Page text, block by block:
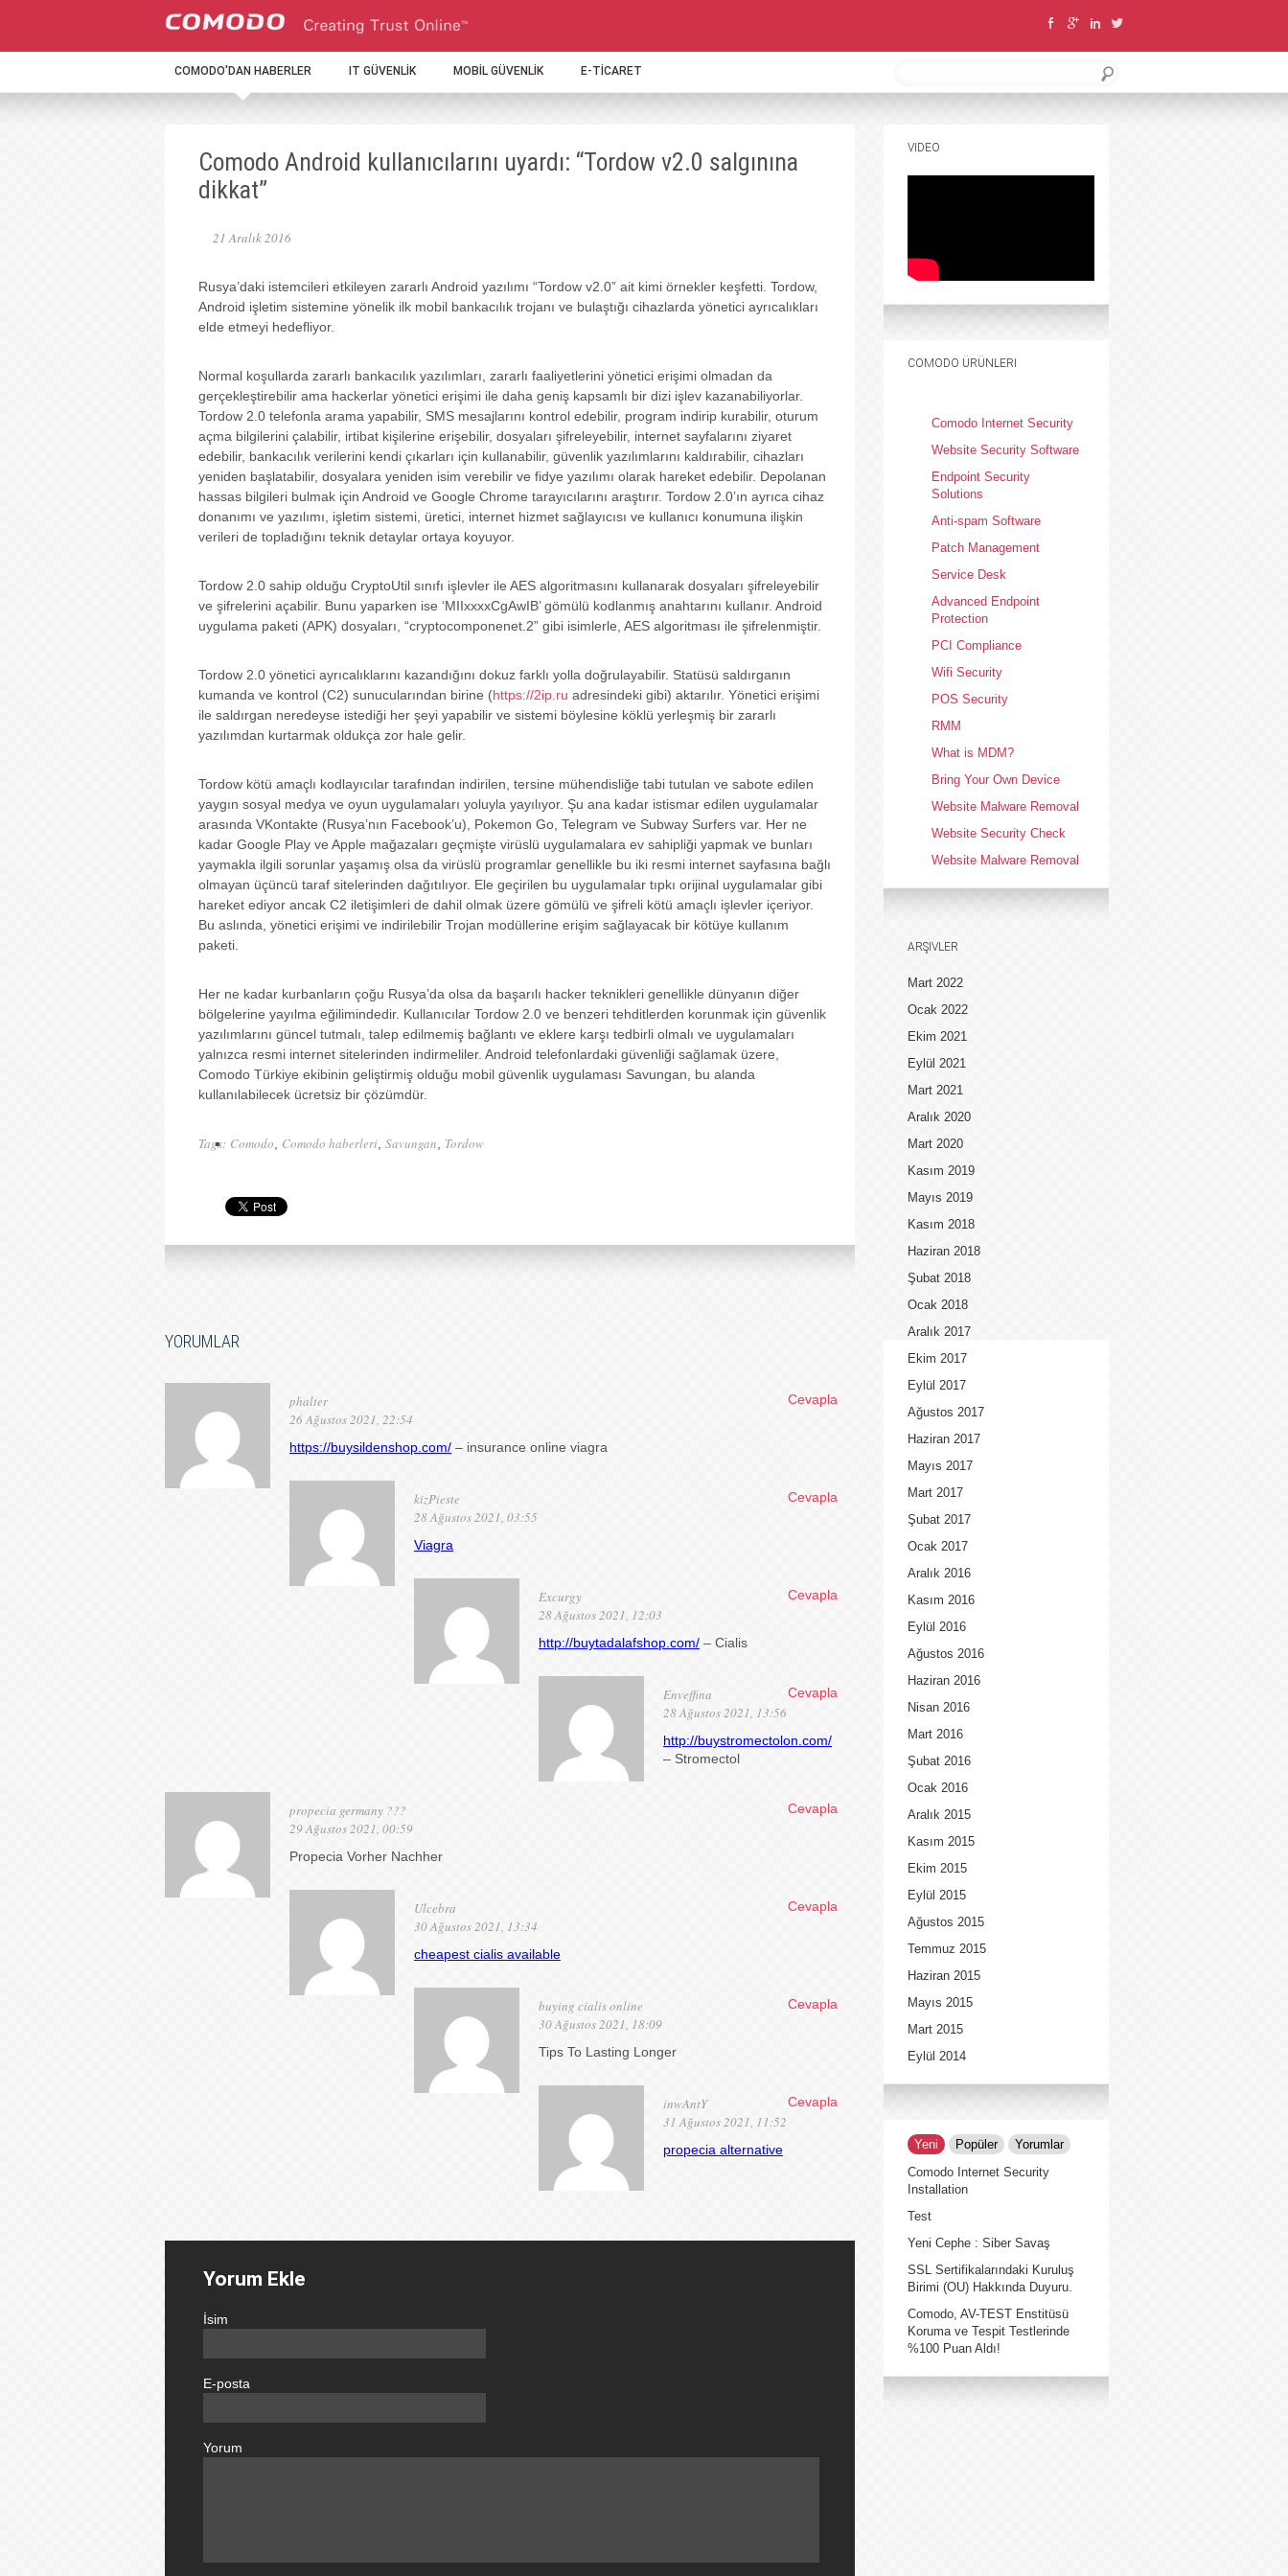
COMODO'DAN HABERLER IT GÜVENLİK MOBİL GÜVENLİK E-TİCARET
Comodo Android kullanıcılarını uyardı: “Tordow v2.0 salgınına
dikkat”
21 Aralık 2016
Rusya’daki istemcileri etkileyen zararlı Android yazılımı “Tordow v2.0” ait kimi örnekler keşfetti. Tordow,
Android işletim sistemine yönelik ilk mobil bankacılık trojanı ve bulaştığı cihazlarda yönetici ayrıcalıkları
elde etmeyi hedefliyor.
Normal koşullarda zararlı bankacılık yazılımları, zararlı faaliyetlerini yönetici erişimi olmadan da
gerçekleştirebilir ama hackerlar yönetici erişimi ile daha geniş kapsamlı bir dizi işlev kazanabiliyorlar.
Tordow 2.0 telefonla arama yapabilir, SMS mesajlarını kontrol edebilir, program indirip kurabilir, oturum
açma bilgilerini çalabilir, irtibat kişilerine erişebilir, dosyaları şifreleyebilir, internet sayfalarını ziyaret
edebilir, bankacılık verilerini kendi çıkarları için kullanabilir, güvenlik yazılımlarını kaldırabilir, cihazları
yeniden başlatabilir, dosyalara yeniden isim verebilir ve fidye yazılımı olarak hareket edebilir. Depolanan
hassas bilgileri bulmak için Android ve Google Chrome tarayıcılarını araştırır. Tordow 2.0’ın ayrıca cihaz
donanımı ve yazılımı, işletim sistemi, üretici, internet hizmet sağlayıcısı ve kullanıcı konumuna ilişkin
verileri de topladığını teknik detaylar ortaya koyuyor.
Tordow 2.0 sahip olduğu CryptoUtil sınıfı işlevler ile AES algoritmasını kullanarak dosyaları şifreleyebilir
ve şifrelerini açabilir. Bunu yaparken ise ‘MIIxxxxCgAwIB’ gömülü kodlanmış anahtarını kullanır. Android
uygulama paketi (APK) dosyaları, “cryptocomponenet.2” gibi isimlerle, AES algoritması ile şifrelenmiştir.
Tordow 2.0 yönetici ayrıcalıklarını kazandığını dokuz farklı yolla doğrulayabilir. Statüsü saldırganın
kumanda ve kontrol (C2) sunucularından birine (https://2ip.ru adresindeki gibi) aktarılır. Yönetici erişimi
ile saldırgan neredeyse istediği her şeyi yapabilir ve sistemi böylesine köklü yerleşmiş bir zararlı
yazılımdan kurtarmak oldukça zor hale gelir.
Tordow kötü amaçlı kodlayıcılar tarafından indirilen, tersine mühendisliğe tabi tutulan ve sabote edilen
yaygın sosyal medya ve oyun uygulamaları yoluyla yayılıyor. Şu ana kadar istismar edilen uygulamalar
arasında VKontakte (Rusya’nın Facebook’u), Pokemon Go, Telegram ve Subway Surfers var. Her ne
kadar Google Play ve Apple mağazaları geçmişte virüslü uygulamalara ev sahipliği yapmak ve bunları
yaymakla ilgili sorunlar yaşamış olsa da virüslü programlar genellikle bu iki resmi internet sayfasına bağlı
olmayan üçüncü taraf sitelerinden dağıtılıyor. Ele geçirilen bu uygulamalar tıpkı orijinal uygulamalar gibi
hareket ediyor ancak C2 iletişimleri de dahil olmak üzere gömülü ve şifreli kötü amaçlı işlevler içeriyor.
Bu aslında, yönetici erişimi ve indirilebilir Trojan modüllerine erişim sağlayacak bir kötüye kullanım
paketi.
Her ne kadar kurbanların çoğu Rusya’da olsa da başarılı hacker teknikleri genellikle dünyanın diğer
bölgelerine yayılma eğilimindedir. Kullanıcılar Tordow 2.0 ve benzeri tehditlerden korunmak için güvenlik
yazılımlarını güncel tutmalı, talep edilmemiş bağlantı ve eklere karşı tedbirli olmalı ve uygulamaları
yalnızca resmi internet sitelerinden indirmeliler. Android telefonlardaki güvenliği sağlamak üzere,
Comodo Türkiye ekibinin geliştirmiş olduğu mobil güvenlik uygulaması Savungan, bu alanda
kullanılabilecek ücretsiz bir çözümdür.
Tags: Comodo Comodo haberleri Savungan Tordow
YORUMLAR
phalter
26 Ağustos 2021, 22:54
https://buysildenshop.com/ – insurance online viagra
Cevapla
kizPieste
28 Ağustos 2021, 03:55
Viagra
Cevapla
Excurgy
28 Ağustos 2021, 12:03
http://buytadalafshop.com/ – Cialis
Cevapla
Enveffina
28 Ağustos 2021, 13:56
http://buystromectolon.com/
– Stromectol
Cevapla
propecia germany ???
29 Ağustos 2021, 00:59
Propecia Vorher Nachher
Cevapla
Ulcebra
30 Ağustos 2021, 13:34
cheapest cialis available
Cevapla
buying cialis online
30 Ağustos 2021, 18:09
Tips To Lasting Longer
Cevapla
inwAntY
31 Ağustos 2021, 11:52
propecia alternative
Cevapla
Yorum Ekle
İsim
E-posta
Yorum
VIDEO
COMODO ÜRÜNLERI
Comodo Internet Security
Website Security Software
Endpoint Security
Solutions
Anti-spam Software
Patch Management
Service Desk
Advanced Endpoint
Protection
PCI Compliance
Wifi Security
POS Security
RMM
What is MDM?
Bring Your Own Device
Website Malware Removal
Website Security Check
Website Malware Removal
ARŞIVLER
Mart 2022
Ocak 2022
Ekim 2021
Eylül 2021
Mart 2021
Aralık 2020
Mart 2020
Kasım 2019
Mayıs 2019
Kasım 2018
Haziran 2018
Şubat 2018
Ocak 2018
Aralık 2017
Ekim 2017
Eylül 2017
Ağustos 2017
Haziran 2017
Mayıs 2017
Mart 2017
Şubat 2017
Ocak 2017
Aralık 2016
Kasım 2016
Eylül 2016
Ağustos 2016
Haziran 2016
Nisan 2016
Mart 2016
Şubat 2016
Ocak 2016
Aralık 2015
Kasım 2015
Ekim 2015
Eylül 2015
Ağustos 2015
Temmuz 2015
Haziran 2015
Mayıs 2015
Mart 2015
Eylül 2014
Yeni Popüler
Yorumlar
Comodo Internet Security
Installation
Test
Yeni Cephe : Siber Savaş
SSL Sertifikalarındaki Kuruluş
Birimi (OU) Hakkında Duyuru.
Comodo, AV-TEST Enstitüsü
Koruma ve Tespit Testlerinde
%100 Puan Aldı!